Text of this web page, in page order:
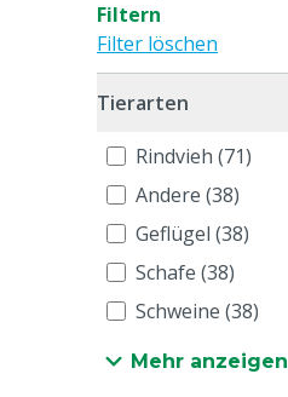
Filtern
Filter löschen
Tierarten
Rindvieh (71)
Andere (38)
Geflügel (38)
Schafe (38)
Schweine (38)
Mehr anzeigen